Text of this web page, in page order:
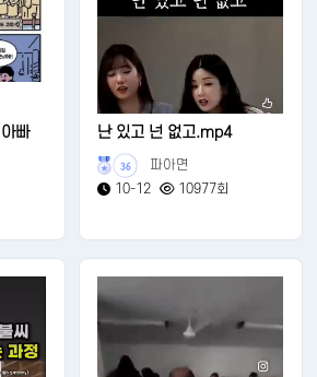
빠
난 있고 넌 없고.mp4
36
파아면
10-12
10977회